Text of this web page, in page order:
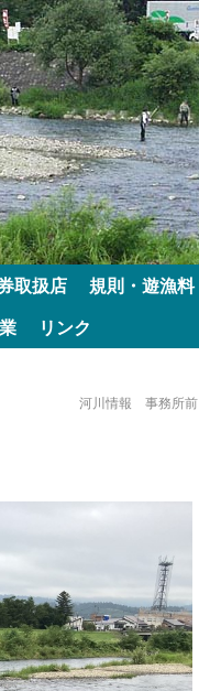
取扱店 規則・遊漁料
リンク
河川情報 事務所前